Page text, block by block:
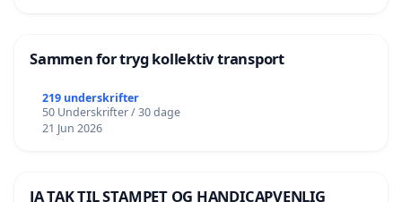
Sammen for tryg kollektiv transport
219 underskrifter
50 Underskrifter / 30 dage
21 Jun 2026
JA TAK TIL STAMPET OG HANDICAPVENLIG